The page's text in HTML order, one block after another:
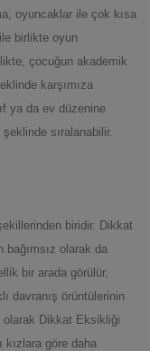
oyuncaklar ile çok kısa
birlikte oyun
çocuğun akademik
karşımıza
ya da ev düzenine
sıralanabilir.
biridir. Dikkat
olarak da
bir arada görülür,
davranış örüntülerinin
olarak Dikkat Eksikliği
kızlara göre daha